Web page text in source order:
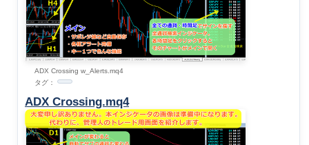
ADX Crossing w_Alerts.mq4
タグ：
ADX Crossing.mq4